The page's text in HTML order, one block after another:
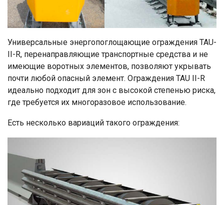
Универсальные энергопоглощающие ограждения TAU-
II-R, перенаправляющие транспортные средства и не
имеющие воротных элементов, позволяют укрывать
почти любой опасный элемент. Ограждения TAU II-R
идеально подходит для зон с высокой степенью риска,
где требуется их многоразовое использование.
Есть несколько вариаций такого ограждения: